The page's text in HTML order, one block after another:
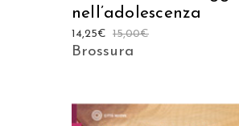
nell’adolescenza
15,00€
14,25€
Brossura